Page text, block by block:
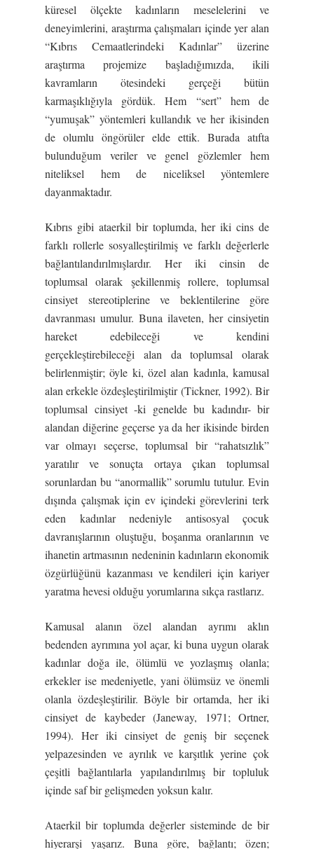
küresel ölçekte kadınların meselelerini ve
deneyimlerini, araştırma çalışmaları içinde yer alan
“Kıbrıs Cemaatlerindeki Kadınlar” üzerine
araştırma projemize başladığımızda, ikili
kavramların ötesindeki gerçeği bütün
karmaşıklığıyla gördük. Hem “sert” hem de
“yumuşak” yöntemleri kullandık ve her ikisinden
de olumlu öngörüler elde ettik. Burada atıfta
bulunduğum veriler ve genel gözlemler hem
niteliksel hem de niceliksel yöntemlere
dayanmaktadır.
Kıbrıs gibi ataerkil bir toplumda, her iki cins de
farklı rollerle sosyalleştirilmiş ve farklı değerlerle
bağlantılandırılmışlardır. Her iki cinsin de
toplumsal olarak şekillenmiş rollere, toplumsal
cinsiyet stereotiplerine ve beklentilerine göre
davranması umulur. Buna ilaveten, her cinsiyetin
hareket edebileceği ve kendini
gerçekleştirebileceği alan da toplumsal olarak
belirlenmiştir; öyle ki, özel alan kadınla, kamusal
alan erkekle özdeşleştirilmiştir (Tickner, 1992). Bir
toplumsal cinsiyet -ki genelde bu kadındır- bir
alandan diğerine geçerse ya da her ikisinde birden
var olmayı seçerse, toplumsal bir “rahatsızlık”
yaratılır ve sonuçta ortaya çıkan toplumsal
sorunlardan bu “anormallik” sorumlu tutulur. Evin
dışında çalışmak için ev içindeki görevlerini terk
eden kadınlar nedeniyle antisosyal çocuk
davranışlarının oluştuğu, boşanma oranlarının ve
ihanetin artmasının nedeninin kadınların ekonomik
özgürlüğünü kazanması ve kendileri için kariyer
yaratma hevesi olduğu yorumlarına sıkça rastlarız.
Kamusal alanın özel alandan ayrımı aklın
bedenden ayrımına yol açar, ki buna uygun olarak
kadınlar doğa ile, ölümlü ve yozlaşmış olanla;
erkekler ise medeniyetle, yani ölümsüz ve önemli
olanla özdeşleştirilir. Böyle bir ortamda, her iki
cinsiyet de kaybeder (Janeway, 1971; Ortner,
1994). Her iki cinsiyet de geniş bir seçenek
yelpazesinden ve ayrılık ve karşıtlık yerine çok
çeşitli bağlantılarla yapılandırılmış bir topluluk
içinde saf bir gelişmeden yoksun kalır.
Ataerkil bir toplumda değerler sisteminde de bir
hiyerarşi yaşarız. Buna göre, bağlantı; özen;